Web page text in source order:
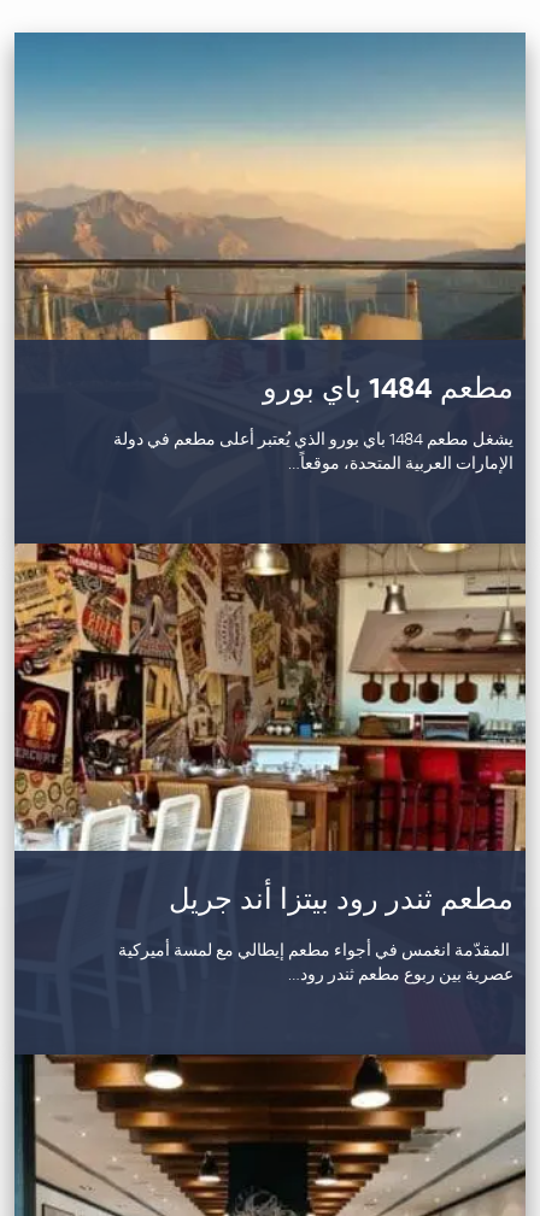
مطعم 1484 باي بورو
يشغل مطعم 1484 باي بورو الذي يُعتبر أعلى مطعم في دولة
الإمارات العربية المتحدة، موقعاً…
مطعم ثندر رود بيتزا أند جريل
المقدّمة انغمس في أجواء مطعم إيطالي مع لمسة أميركية
عصرية بين ربوع مطعم ثندر رود…